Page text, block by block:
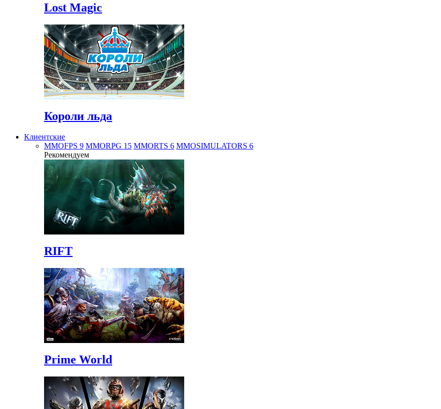
Lost Magic
Короли льда
Клиентские
MMOFPS 9 MMORPG 15 MMORTS 6 MMOSIMULATORS 6
Рекомендуем
RIFT
Prime World